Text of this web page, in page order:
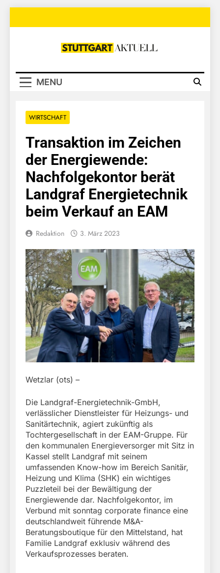
Stuttgart
MENU
WIRTSCHAFT
Transaktion im Zeichen
der Energiewende:
Nachfolgekontor berät
Landgraf Energietechnik
beim Verkauf an EAM
Redaktion 3. März 2023
Wetzlar (ots) –
Die Landgraf-Energietechnik-GmbH,
verlässlicher Dienstleister für Heizungs- und
Sanitärtechnik, agiert zukünftig als
Tochtergesellschaft in der EAM-Gruppe. Für
den kommunalen Energieversorger mit Sitz in
Kassel stellt Landgraf mit seinem
umfassenden Know-how im Bereich Sanitär,
Heizung und Klima (SHK) ein wichtiges
Puzzleteil bei der Bewältigung der
Energiewende dar. Nachfolgekontor, im
Verbund mit sonntag corporate finance eine
deutschlandweit führende M&A-
Beratungsboutique für den Mittelstand, hat
Familie Landgraf exklusiv während des
Verkaufsprozesses beraten.